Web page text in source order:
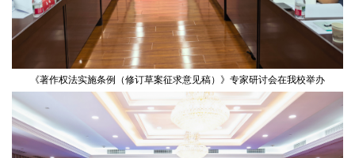
《著作权法实施条例（修订草案征求意见稿）》专家研讨会在我校举办